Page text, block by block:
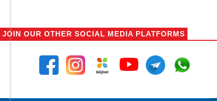
JOIN OUR OTHER SOCIAL MEDIA PLATFORMS